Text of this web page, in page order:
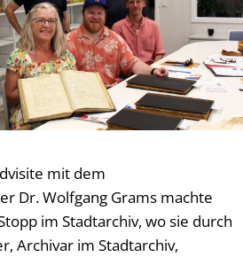
mit dem
Dr. Wolfgang Grams machte
im Stadtarchiv, wo sie durch
Archivar im Stadtarchiv,